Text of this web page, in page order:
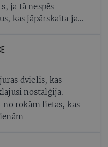
ja tā nespēs
kas jāpārskaita jau
dvielis, kas
nostalģija.
rokām lietas, kas